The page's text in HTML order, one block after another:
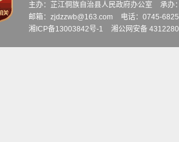
主办：芷江侗族自治县人民政府办公室
承办
邮箱：zjdzzwb@163.com
电话：0745-
湘ICP备13003842号-1
湘公网安备